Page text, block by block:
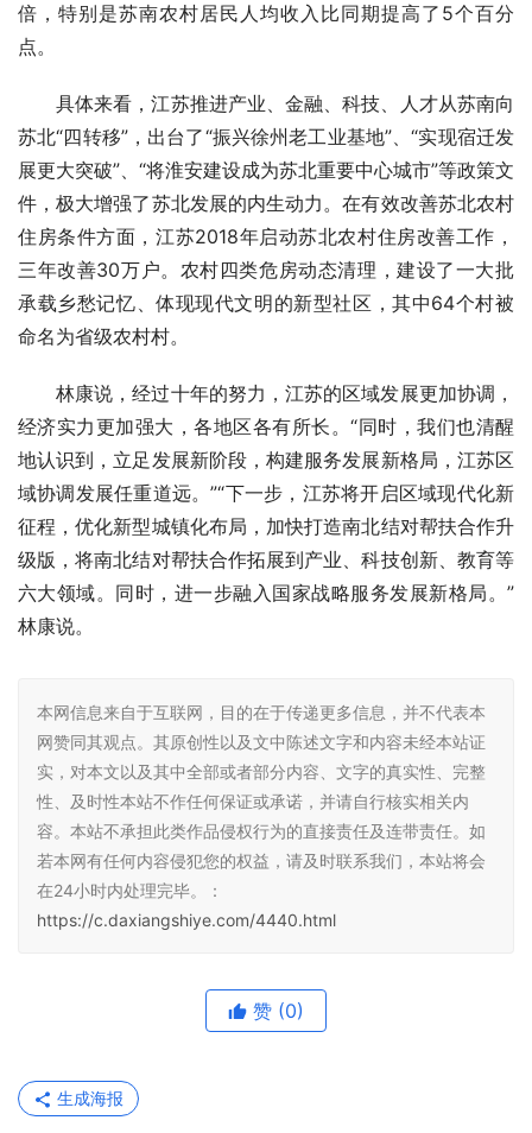
倍，特别是苏南农村居民人均收入比同期提高了5个百分
点。
具体来看，江苏推进产业、金融、科技、人才从苏南向
苏北“四转移”，出台了“振兴徐州老工业基地”、“实现宿迁发
展更大突破”、“将淮安建设成为苏北重要中心城市”等政策文
件，极大增强了苏北发展的内生动力。在有效改善苏北农村
住房条件方面，江苏2018年启动苏北农村住房改善工作，
三年改善30万户。农村四类危房动态清理，建设了一大批
承载乡愁记忆、体现现代文明的新型社区，其中64个村被
命名为省级农村村。
林康说，经过十年的努力，江苏的区域发展更加协调，
经济实力更加强大，各地区各有所长。“同时，我们也清醒
地认识到，立足发展新阶段，构建服务发展新格局，江苏区
域协调发展任重道远。”“下一步，江苏将开启区域现代化新
征程，优化新型城镇化布局，加快打造南北结对帮扶合作升
级版，将南北结对帮扶合作拓展到产业、科技创新、教育等
六大领域。同时，进一步融入国家战略服务发展新格局。”
林康说。
本网信息来自于互联网，目的在于传递更多信息，并不代表本
网赞同其观点。其原创性以及文中陈述文字和内容未经本站证
实，对本文以及其中全部或者部分内容、文字的真实性、完整
性、及时性本站不作任何保证或承诺，并请自行核实相关内
容。本站不承担此类作品侵权行为的直接责任及连带责任。如
若本网有任何内容侵犯您的权益，请及时联系我们，本站将会
在24小时内处理完毕。：
https://c.daxiangshiye.com/4440.html
赞 (0)
生成海报